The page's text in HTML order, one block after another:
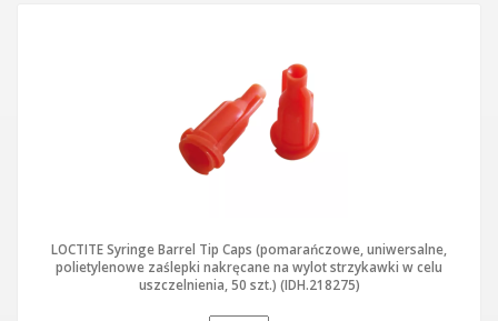
LOCTITE Syringe Barrel Tip Caps (pomarańczowe, uniwersalne,
polietylenowe zaślepki nakręcane na wylot strzykawki w celu
uszczelnienia, 50 szt.) (IDH.218275)